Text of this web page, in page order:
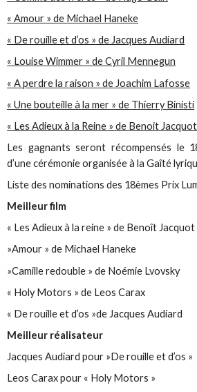
« Amour » de Michael Haneke
« De rouille et d’os » de Jacques Audiard
« Louise Wimmer » de Cyril Mennegun
« A perdre la raison » de Joachim Lafosse
« Une bouteille à la mer » de Thierry Binisti
« Les Adieux à la Reine » de Benoit Jacquot
Les gagnants seront récompensés le
d’une cérémonie organisée à la Gaîté
Liste des nominations des 18èmes Prix
Meilleur film
« Les Adieux à la reine » de Benoît Jacquot
»Amour » de Michael Haneke
»Camille redouble » de Noémie Lvovsky
« Holy Motors » de Leos Carax
« De rouille et d’os »de Jacques Audiard
Meilleur réalisateur
Jacques Audiard pour »De rouille et d’os »
Leos Carax pour « Holy Motors »